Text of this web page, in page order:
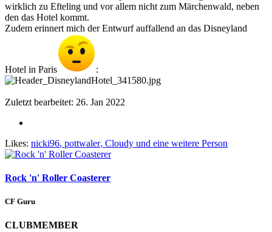
wirklich zu Efteling und vor allem nicht zum Märchenwald, neben
den das Hotel kommt.
Zudem erinnert mich der Entwurf auffallend an das Disneyland
Hotel in Paris :
Zuletzt bearbeitet: 26. Jan 2022
Likes: nicki96, pottwaler, Cloudy und eine weitere Person
Rock 'n' Roller Coasterer
CF Guru
CLUBMEMBER